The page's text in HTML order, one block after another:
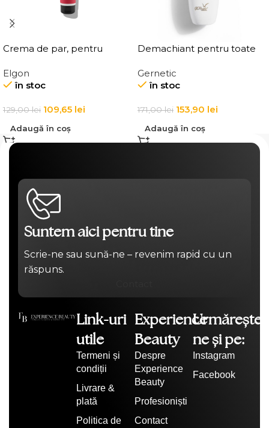
Crema de par, pentru
Affixx 83 Curl Creator
Cream
Elgon
în stoc
129,00lei 109,65 lei
Adaugă în coș
Demachiant pentru toate
Demaquillant Douceur All
Skin Types Make-Up
Gernetic
în stoc
171,00lei 153,90 lei
Adaugă în coș
Suntem aici pentru tine
Scrie-ne sau sună-ne – revenim rapid cu un
răspuns.
Link-uri
utile
Termeni și
condiții
Livrare &
plată
Politica de
Experience
Beauty
Despre
Experience
Beauty
Profesioniști
Contact
Urmărește-
ne și pe:
Instagram
Facebook